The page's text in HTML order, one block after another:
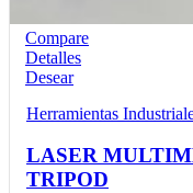
Compare
Detalles
Desear
Herramientas
LASER
TRIPOD